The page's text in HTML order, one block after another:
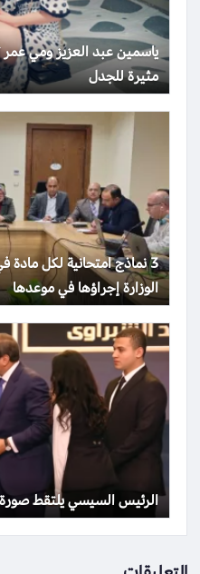
مثيرة للجدل
3 نماذج امتحانية لكل مادة
الوزارة إجراؤها في موعدها
الرئيس السيسي يلتقط صورة